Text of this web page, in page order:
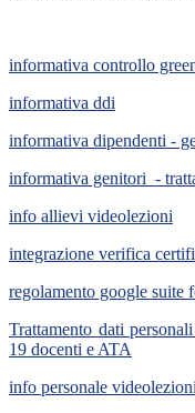
informativa controllo
informativa ddi
informativa dipendenti -
informativa genitori -
info allievi videolezioni
integrazione verifica
regolamento google suite
Trattamento dati
19 docenti e ATA
info personale videolezioni